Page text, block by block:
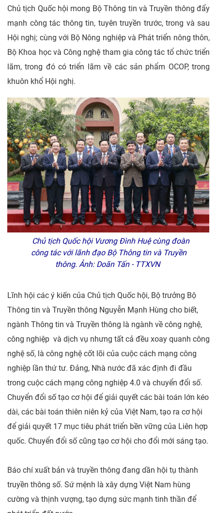
Chủ tịch Quốc hội mong Bộ Thông tin và Truyền thông đẩy
mạnh công tác thông tin, tuyên truyền trước, trong và sau
Hội nghị; cùng với Bộ Nông nghiệp và Phát triển nông thôn,
Bộ Khoa học và Công nghệ tham gia công tác tổ chức triển
lãm, trong đó có triển lãm về các sản phẩm OCOP, trong
khuôn khổ Hội nghị.
Chủ tịch Quốc hội Vương Đình Huệ cùng đoàn
công tác với lãnh đạo Bộ Thông tin và Truyền
thông. Ảnh: Doãn Tấn - TTXVN
Lĩnh hội các ý kiến của Chủ tịch Quốc hội, Bộ trưởng Bộ
Thông tin và Truyền thông Nguyễn Mạnh Hùng cho biết,
ngành Thông tin và Truyền thông là ngành về công nghệ,
công nghiệp và dịch vụ nhưng tất cả đều xoay quanh công
nghệ số, là công nghệ cốt lõi của cuộc cách mạng công
nghiệp lần thứ tư. Đảng, Nhà nước đã xác định đi đầu
trong cuộc cách mạng công nghiệp 4.0 và chuyển đổi số.
Chuyển đổi số tạo cơ hội để giải quyết các bài toán lớn kéo
dài, các bài toán thiên niên kỷ của Việt Nam, tạo ra cơ hội
để giải quyết 17 mục tiêu phát triển bền vững của Liên hợp
quốc. Chuyển đổi số cũng tạo cơ hội cho đổi mới sáng tạo.
Báo chí xuất bản và truyền thông đang dần hội tụ thành
truyền thông số. Sứ mệnh là xây dựng Việt Nam hùng
cường và thịnh vượng, tạo dựng sức mạnh tinh thần để